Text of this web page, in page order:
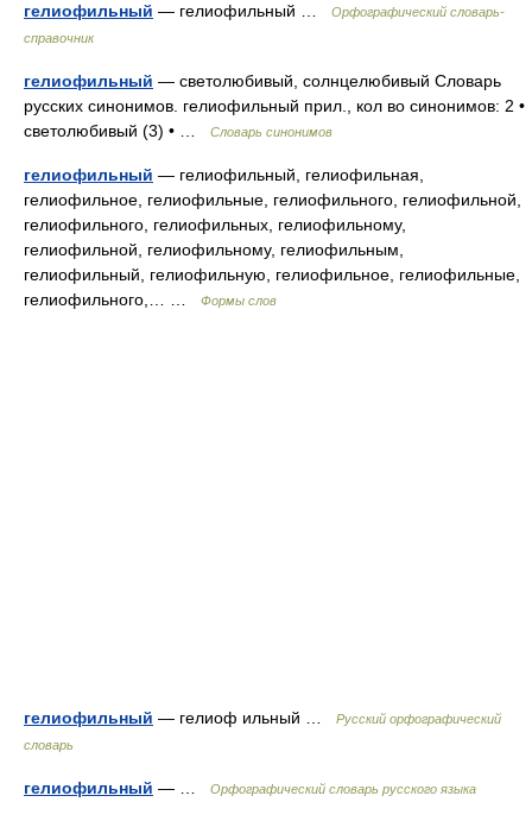
гелиофильный — гелиофильный …
Орфографический словарь-
справочник
гелиофильный — светолюбивый, солнцелюбивый Словарь
русских синонимов. гелиофильный прил., кол во синонимов: 2 •
светолюбивый (3) • …
Словарь синонимов
гелиофильный — гелиофильный, гелиофильная,
гелиофильное, гелиофильные, гелиофильного, гелиофильной,
гелиофильного, гелиофильных, гелиофильному,
гелиофильной, гелиофильному, гелиофильным,
гелиофильный, гелиофильную, гелиофильное, гелиофильные,
гелиофильного,… …
Формы слов
гелиофильный — гелиоф ильный …
Русский орфографический
словарь
гелиофильный — … Орфографический словарь русского языка